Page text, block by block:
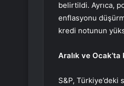
belirtildi. Ayrıca,
enflasyonu
kredi notunun
Aralık ve
S&P,